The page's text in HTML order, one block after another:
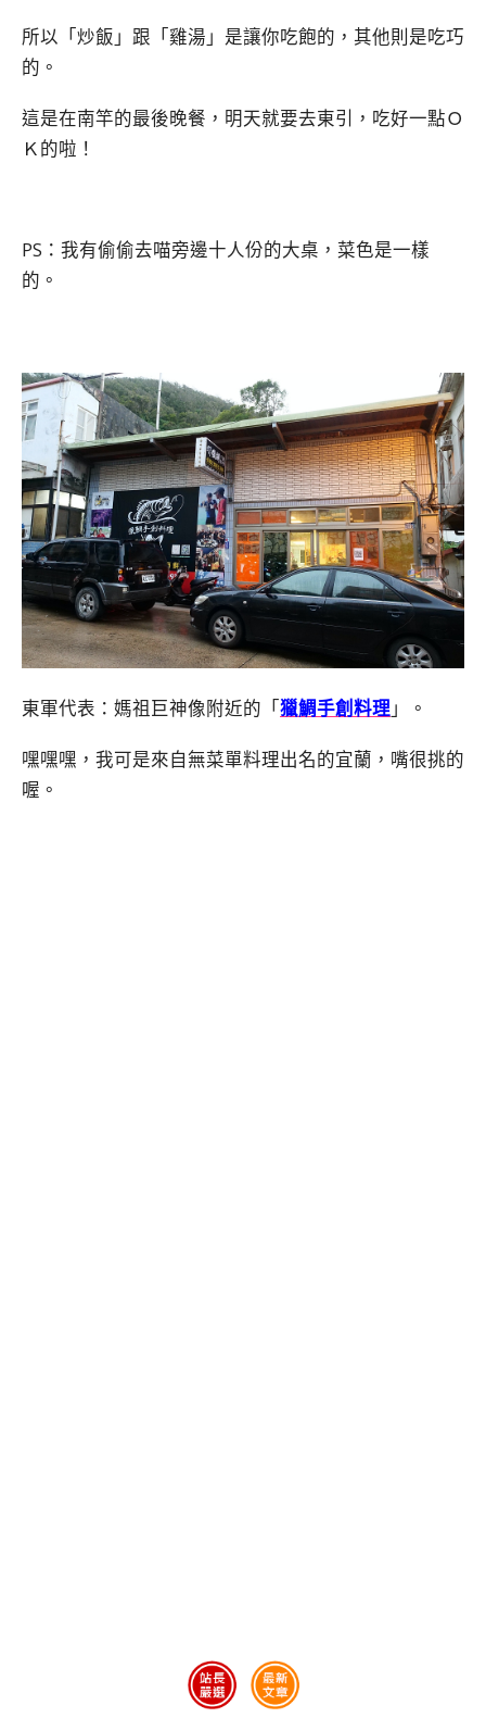
所以「炒飯」跟「雞湯」是讓你吃飽的，其他則是吃巧
的。
這是在南竿的最後晚餐，明天就要去東引，吃好一點Ｏ
Ｋ的啦！
PS：我有偷偷去喵旁邊十人份的大桌，菜色是一樣
的。
東軍代表：媽祖巨神像附近的「獵鯛手創料理」。
嘿嘿嘿，我可是來自無菜單料理出名的宜蘭，嘴很挑的
喔。